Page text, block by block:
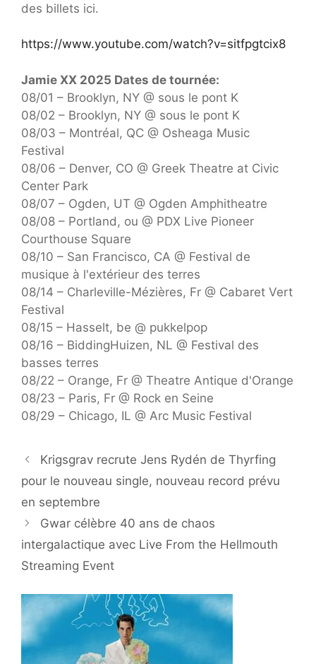
des billets ici.
https://www.youtube.com/watch?v=sitfpgtcix8
Jamie XX 2025 Dates de tournée:
08/01 – Brooklyn, NY @ sous le pont K
08/02 – Brooklyn, NY @ sous le pont K
08/03 – Montréal, QC @ Osheaga Music
Festival
08/06 – Denver, CO @ Greek Theatre at Civic
Center Park
08/07 – Ogden, UT @ Ogden Amphitheatre
08/08 – Portland, ou @ PDX Live Pioneer
Courthouse Square
08/10 – San Francisco, CA @ Festival de
musique à l'extérieur des terres
08/14 – Charleville-Mézières, Fr @ Cabaret Vert
Festival
08/15 – Hasselt, be @ pukkelpop
08/16 – BiddingHuizen, NL @ Festival des
basses terres
08/22 – Orange, Fr @ Theatre Antique d'Orange
08/23 – Paris, Fr @ Rock en Seine
08/29 – Chicago, IL @ Arc Music Festival
Krigsgrav recrute Jens Rydén de Thyrfing
pour le nouveau single, nouveau record prévu
en septembre
Gwar célèbre 40 ans de chaos
intergalactique avec Live From the Hellmouth
Streaming Event